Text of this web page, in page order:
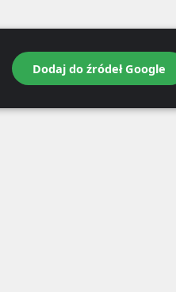
Dodaj do źródeł Google